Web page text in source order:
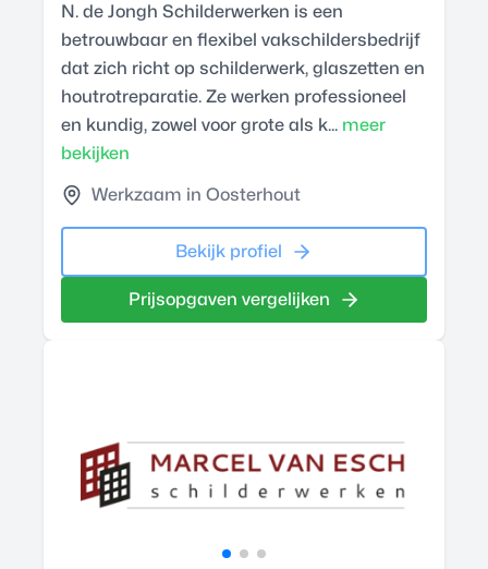
N. de Jongh Schilderwerken is een
betrouwbaar en flexibel vakschildersbedrijf
dat zich richt op schilderwerk, glaszetten en
houtrotreparatie. Ze werken professioneel
en kundig, zowel voor grote als k... meer
bekijken
Werkzaam in Oosterhout
Bekijk profiel
Prijsopgaven vergelijken